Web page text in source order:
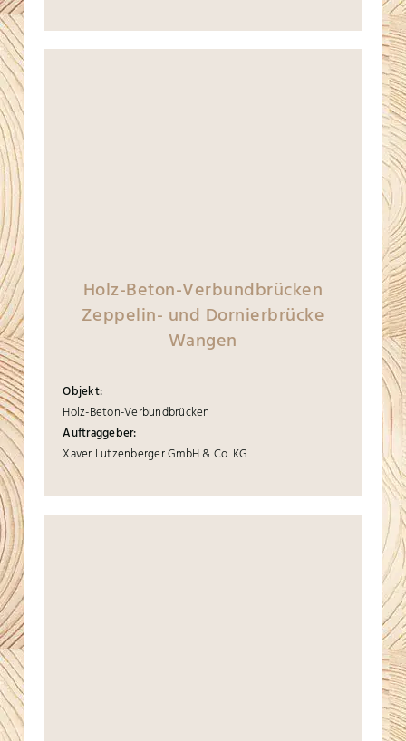
Holz-Beton-Verbundbrücken
Zeppelin- und Dornierbrücke
Wangen
Objekt:
Holz-Beton-Verbundbrücken
Auftraggeber:
Xaver Lutzenberger GmbH & Co. KG